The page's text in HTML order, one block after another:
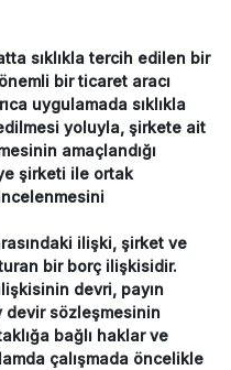
sıklıkla tercih edilen bir
bir ticaret aracı
uygulamada sıklıkla
yoluyla, şirkete ait
amaçlandığı
şirketi ile ortak
ilişki, şirket ve
bir borç ilişkisidir.
devri, payın
devir sözleşmesinin
bağlı haklar ve
çalışmada öncelikle